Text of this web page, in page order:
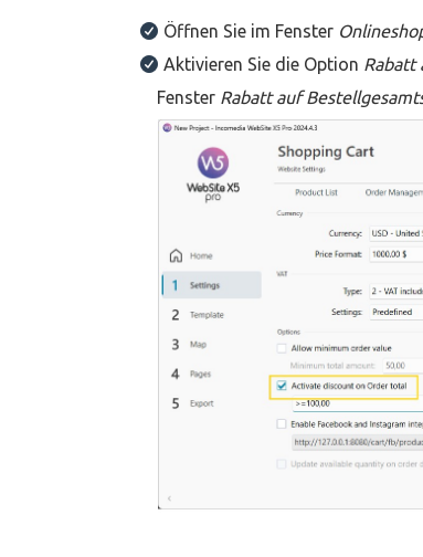
Öffnen Sie im Fenster
Aktivieren Sie die Option Rabatt
Fenster Rabatt auf